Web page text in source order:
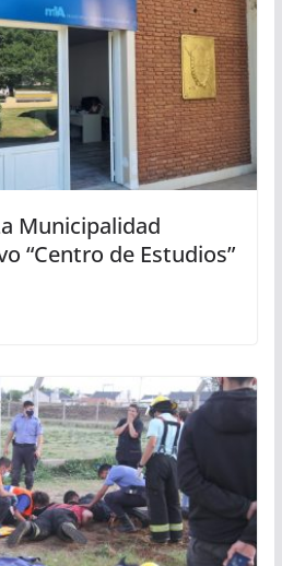
Municipalidad
“Centro de Estudios”